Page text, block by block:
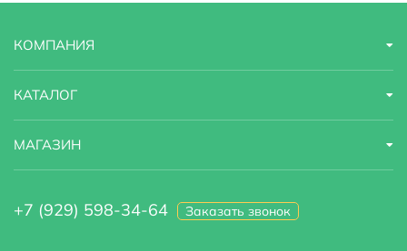
КОМПАНИЯ
КАТАЛОГ
МАГАЗИН
+7 (929) 598-34-64 Заказать звонок